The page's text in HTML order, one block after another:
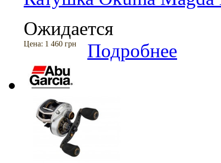
Ожидается
Цена: 1 460 грн Подробнее